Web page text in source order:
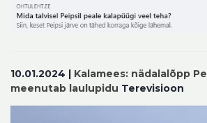
10.01.2024 | Kalamees: nädalalõpp
meenutab laulupidu Terevisioon